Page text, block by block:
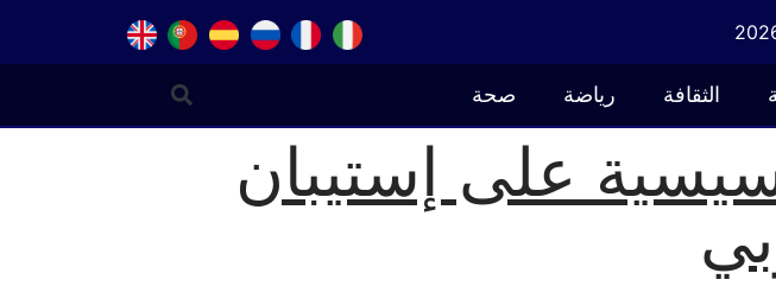
الثقافة رياضة صحة
على إستيبان